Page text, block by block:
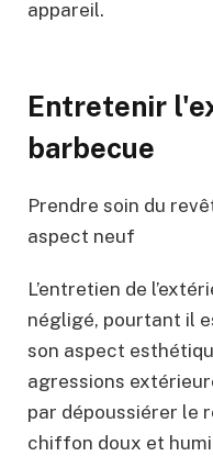
appareil.
Entretenir
barbecue
Prendre soin du
aspect neuf
L’entretien de
négligé, pourtant il
son aspect
agressions
par dépoussiérer le
chiffon doux et